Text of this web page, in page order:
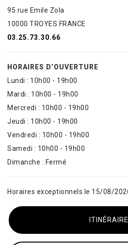
95 rue Emile Zola
10000 TROYES FRANCE
03.25.73.30.66
HORAIRES D’OUVERTURE
Lundi : 10h00 - 19h00
Mardi : 10h00 - 19h00
Mercredi : 10h00 - 19h00
Jeudi : 10h00 - 19h00
Vendredi : 10h00 - 19h00
Samedi : 10h00 - 19h00
Dimanche : Fermé
Horaires exceptionnels le 15/08/
ITINÉRAIRE